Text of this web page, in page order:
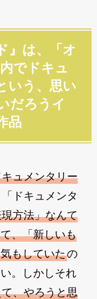
』は、「オ
でドキュ
いう、思い
だろうイ
品
ュメンタリー
ドキュメンタ
方法」なんて
、「新しいも
もしていたの
。しかしそれ
、やろうと思